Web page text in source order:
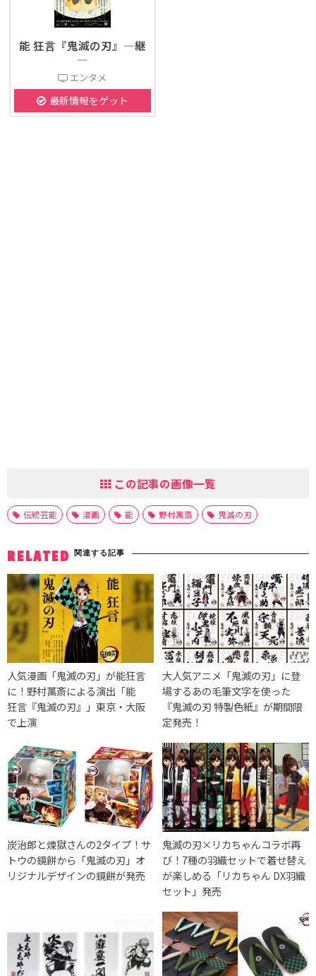
能 狂言『鬼滅の刃』―継
―
エンタメ
最新情報をゲット
この記事の画像一覧
伝統芸能 漫画 能 野村萬斎 鬼滅の刃
RELATED 関連する記事
人気漫画「鬼滅の刃」が能狂言
に！野村萬斎による演出「能
狂言『鬼滅の刃』」東京・大阪
で上演
大人気アニメ「鬼滅の刃」に登
場するあの毛筆文字を使った
『鬼滅の刃 特製色紙』が期間限
定発売！
炭治郎と煉獄さんの2タイプ！サ
トウの鏡餅から「鬼滅の刃」オ
リジナルデザインの鏡餅が発売
鬼滅の刃×リカちゃんコラボ再
び！7種の羽織セットで着せ替え
が楽しめる「リカちゃん DX羽織
セット」発売